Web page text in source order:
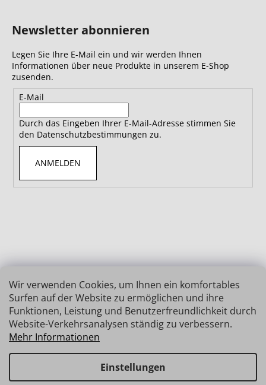
Wir verwenden Cookies, um Ihnen ein komfortables
Surfen auf der Website zu ermöglichen und ihre
Funktionen, Leistung und Benutzerfreundlichkeit durch
Website-Verkehrsanalysen ständig zu verbessern.
Mehr Informationen
Einstellungen
Newsletter abonnieren
Legen Sie Ihre E-Mail ein und wir werden Ihnen
Informationen über neue Produkte in unserem E-Shop
zusenden.
E-Mail
Durch das Eingeben Ihrer E-Mail-Adresse stimmen Sie
den Datenschutzbestimmungen zu.
ANMELDEN
Erstellt von Shoptet